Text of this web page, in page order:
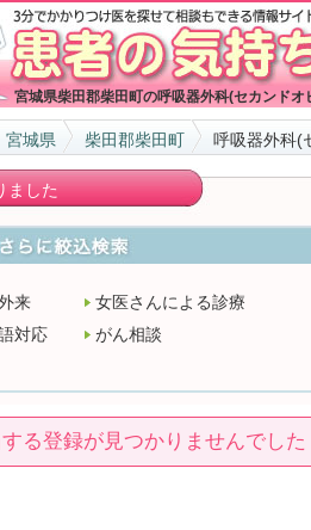
宮城県柴田郡柴田町の呼吸器外科(セカンド
宮城県 柴田郡柴田町 呼吸器外科(
ました
来 女医さんによる診療
対応
がん相談
る登録が見つかりませんでし